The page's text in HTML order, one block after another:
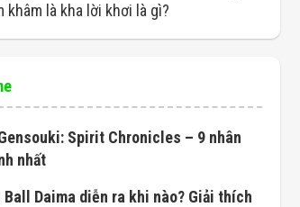
khâm là kha lời khơi là gì?
Spirit Chronicles – 9 nhân
nhất
Ball Daima diễn ra khi nào? Giải thích